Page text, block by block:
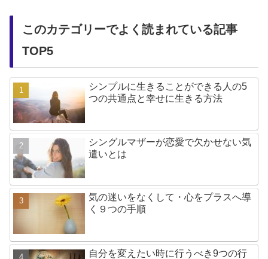
このカテゴリーでよく読まれている記事
TOP5
シンプルに生きることができる人の5
つの共通点と幸せに生きる方法
シングルマザーが恋愛で欠かせない気
遣いとは
気の迷いをなくして・心をプラスへ導
く９つの手順
自分を変えたい時に行うべき9つの行